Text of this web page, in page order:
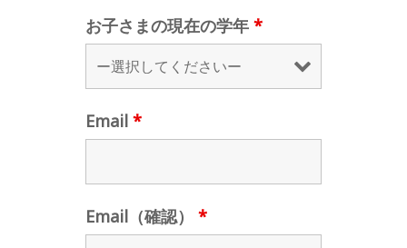
お子さまの現在の学年 *
Email *
Email（確認） *